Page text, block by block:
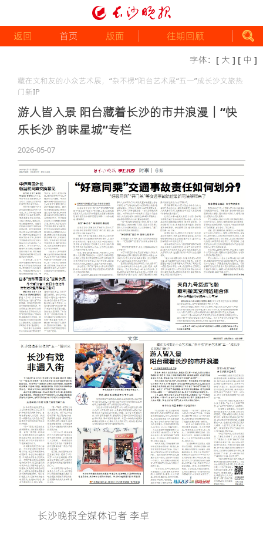
返回 首页 版面 往期回顾
字体： [ 大 ] [ 中 ]
藏在文和友的小众艺术展，“杂不楞”阳台艺术展“五一”成长沙文旅热
门新IP
游人皆入景 阳台藏着长沙的市井浪漫｜“快
乐长沙 韵味星城”专栏
2026-05-07
长沙晚报全媒体记者 李卓